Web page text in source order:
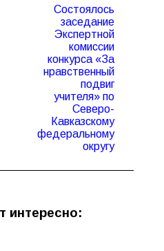
Следующая
Состоялось
заседание
Экспертной
комиссии
конкурса «За
нравственный
подвиг
учителя» по
Северо-
Кавказскому
федеральному
округу
интересно: